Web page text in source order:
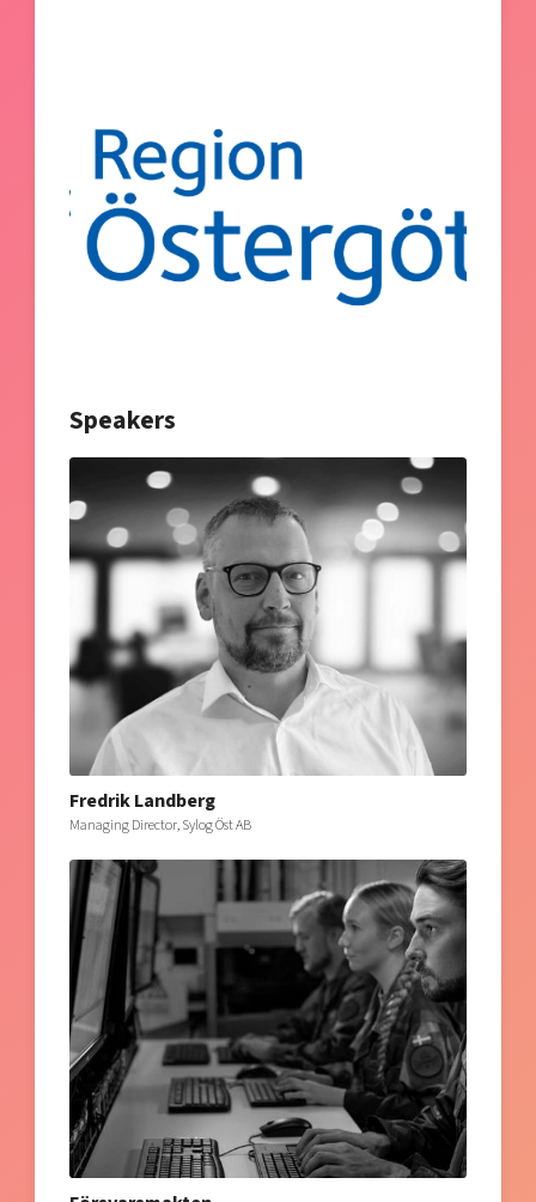
Speakers
Fredrik Landberg
Managing Director, Sylog Öst AB